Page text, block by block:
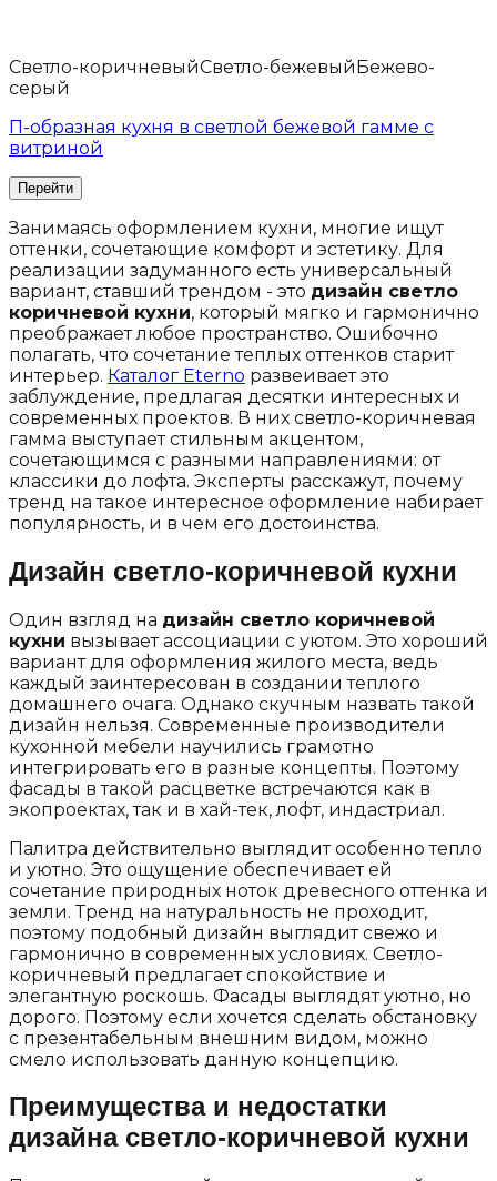
Светло-коричневыйСветло-бежевыйБежево-
серый
П-образная кухня в светлой бежевой гамме с
витриной
Занимаясь оформлением кухни, многие ищут
оттенки, сочетающие комфорт и эстетику. Для
реализации задуманного есть универсальный
вариант, ставший трендом - это дизайн светло
коричневой кухни, который мягко и гармонично
преображает любое пространство. Ошибочно
полагать, что сочетание теплых оттенков старит
интерьер. Каталог Eterno развеивает это
заблуждение, предлагая десятки интересных и
современных проектов. В них светло-коричневая
гамма выступает стильным акцентом,
сочетающимся с разными направлениями: от
классики до лофта. Эксперты расскажут, почему
тренд на такое интересное оформление набирает
популярность, и в чем его достоинства.
Дизайн светло-коричневой кухни
Один взгляд на дизайн светло коричневой
кухни вызывает ассоциации с уютом. Это хороший
вариант для оформления жилого места, ведь
каждый заинтересован в создании теплого
домашнего очага. Однако скучным назвать такой
дизайн нельзя. Современные производители
кухонной мебели научились грамотно
интегрировать его в разные концепты. Поэтому
фасады в такой расцветке встречаются как в
экопроектах, так и в хай-тек, лофт, индастриал.
Палитра действительно выглядит особенно тепло
и уютно. Это ощущение обеспечивает ей
сочетание природных ноток древесного оттенка и
земли. Тренд на натуральность не проходит,
поэтому подобный дизайн выглядит свежо и
гармонично в современных условиях. Светло-
коричневый предлагает спокойствие и
элегантную роскошь. Фасады выглядят уютно, но
дорого. Поэтому если хочется сделать обстановку
с презентабельным внешним видом, можно
смело использовать данную концепцию.
Преимущества и недостатки
дизайна светло-коричневой кухни